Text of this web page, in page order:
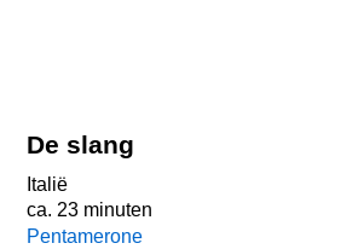
De slang
Italië
ca. 23 minuten
Pentamerone